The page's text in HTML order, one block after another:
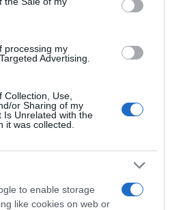
processing my
Advertising.
Use,
or Sharing of my
Is Unrelated with the
it was collected.
to enable storage
like cookies on web or
alti
per
Lettiere e accessori
Sabbia e lettiere
Escrementi per Gatti,
compatibili con PURA Max,
cm